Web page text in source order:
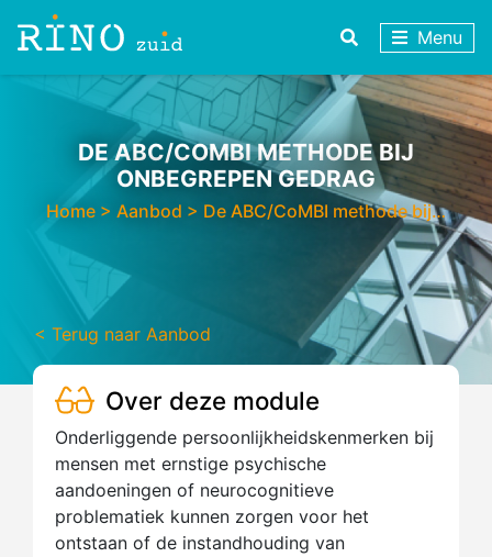
Menu
DE ABC/COMBI METHODE BIJ
ONBEGREPEN GEDRAG
Home > Aanbod > De ABC/CoMBI methode bij…
< Terug naar Aanbod
Over deze module
Onderliggende persoonlijkheidskenmerken bij
mensen met ernstige psychische
aandoeningen of neurocognitieve
problematiek kunnen zorgen voor het
ontstaan of de instandhouding van